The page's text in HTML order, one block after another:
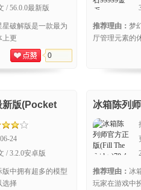
/ 56.0.0最新版
破解版是一款最为
上更
0
推荐理由： 梦
厅管理元素的
新版(Pocket
24
/ 3.2.0安卓版
中拥有超多的模型
选择
冰箱陈列
Fridge)
推荐理由： 冰
玩家在游戏中